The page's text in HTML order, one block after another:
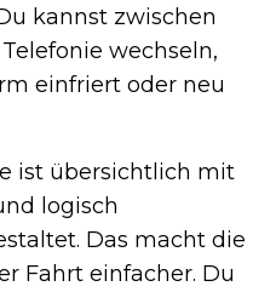
kannst zwischen
wechseln,
einfriert oder neu
ist übersichtlich mit
logisch
Das macht die
Fahrt einfacher. Du